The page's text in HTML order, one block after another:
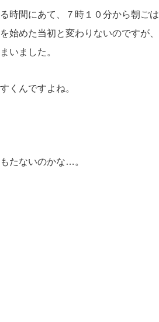
時間にあて、７時１０分から朝ごは
始めた当初と変わりないのですが、
いました。
くんですよね。
たないのかな…。